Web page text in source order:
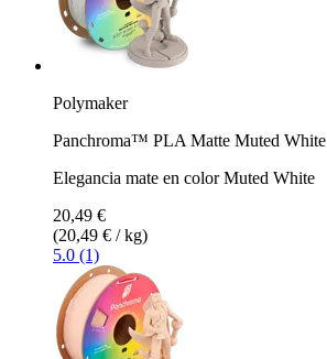
Polymaker
Panchroma™ PLA Matte Muted White
Elegancia mate en color Muted White
20,49 €
(20,49 € / kg)
5.0 (1)